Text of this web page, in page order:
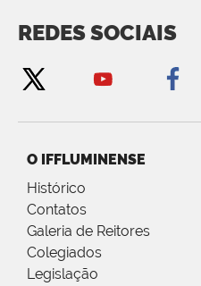
REDES SOCIAIS
O IFFLUMINENSE
Histórico
Contatos
Galeria de Reitores
Colegiados
Legislação